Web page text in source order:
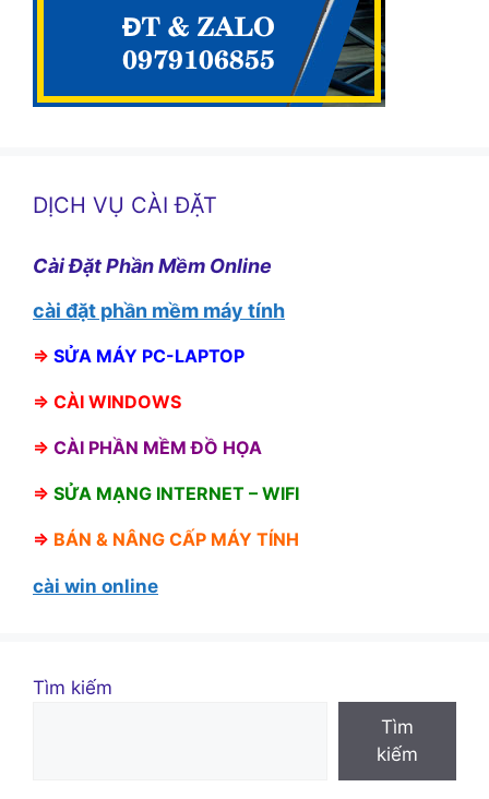
DỊCH VỤ CÀI ĐẶT
Cài Đặt Phần Mềm Online
cài đặt phần mềm máy tính
⇒ SỬA MÁY PC-LAPTOP
⇒ CÀI WINDOWS
⇒ CÀI PHẦN MỀM ĐỒ HỌA
⇒ SỬA MẠNG INTERNET – WIFI
⇒ BÁN & NÂNG CẤP MÁY TÍNH
cài win online
Tìm kiếm
Tìm
kiếm